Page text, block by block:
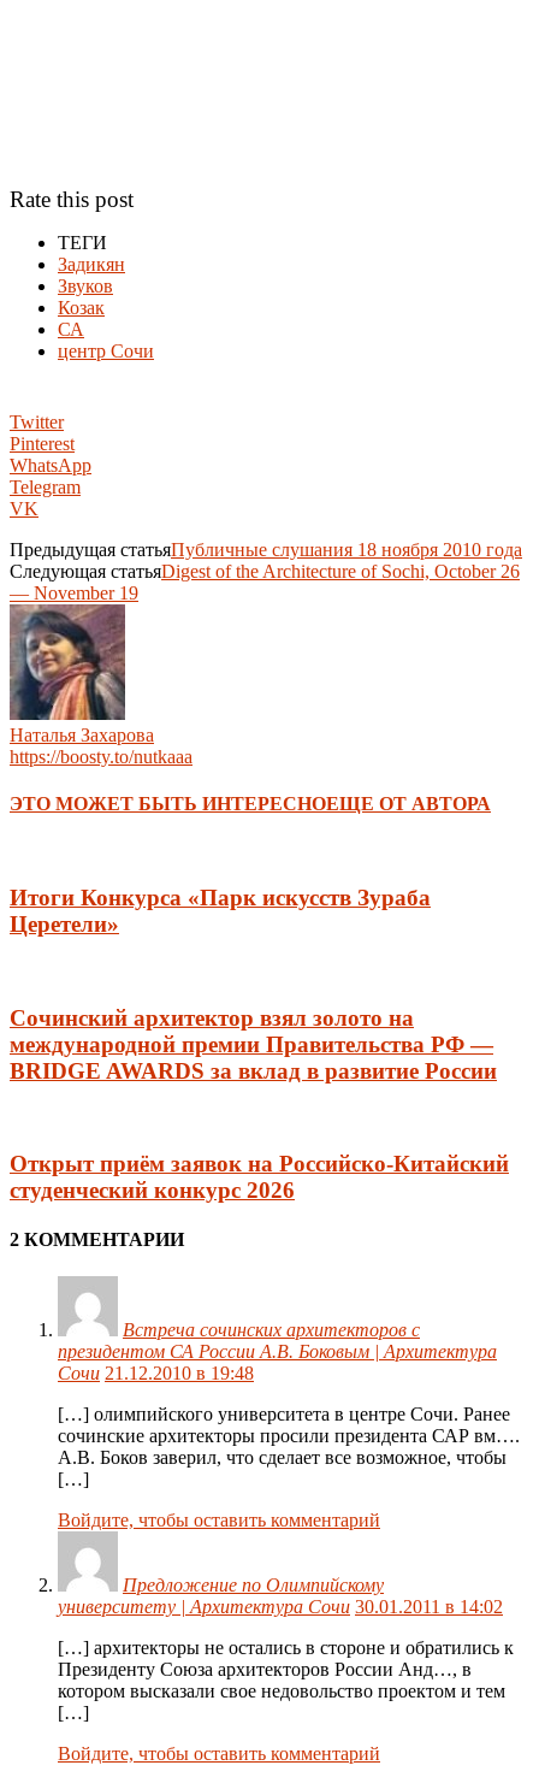
Rate this post
ТЕГИ
Задикян
Звуков
Козак
СА
центр Сочи
Twitter
Pinterest
WhatsApp
Telegram
VK
Предыдущая статьяПубличные слушания 18 ноября 2010 года
Следующая статьяDigest of the Architecture of Sochi, October 26
— November 19
Наталья Захарова
https://boosty.to/nutkaaa
ЭТО МОЖЕТ БЫТЬ ИНТЕРЕСНОЕЩЕ ОТ АВТОРА
Итоги Конкурса «Парк искусств Зураба
Церетели»
Сочинский архитектор взял золото на
международной премии Правительства РФ —
BRIDGE AWARDS за вклад в развитие России
Открыт приём заявок на Российско-Китайский
студенческий конкурс 2026
2 КОММЕНТАРИИ
Встреча сочинских архитекторов с
президентом СА России А.В. Боковым | Архитектура
Сочи 21.12.2010 в 19:48
[…] олимпийского университета в центре Сочи. Ранее
сочинские архитекторы просили президента САР вм….
А.В. Боков заверил, что сделает все возможное, чтобы
[…]
Войдите, чтобы оставить комментарий
Предложение по Олимпийскому
университету | Архитектура Сочи 30.01.2011 в 14:02
[…] архитекторы не остались в стороне и обратились к
Президенту Союза архитекторов России Анд…, в
котором высказали свое недовольство проектом и тем
[…]
Войдите, чтобы оставить комментарий